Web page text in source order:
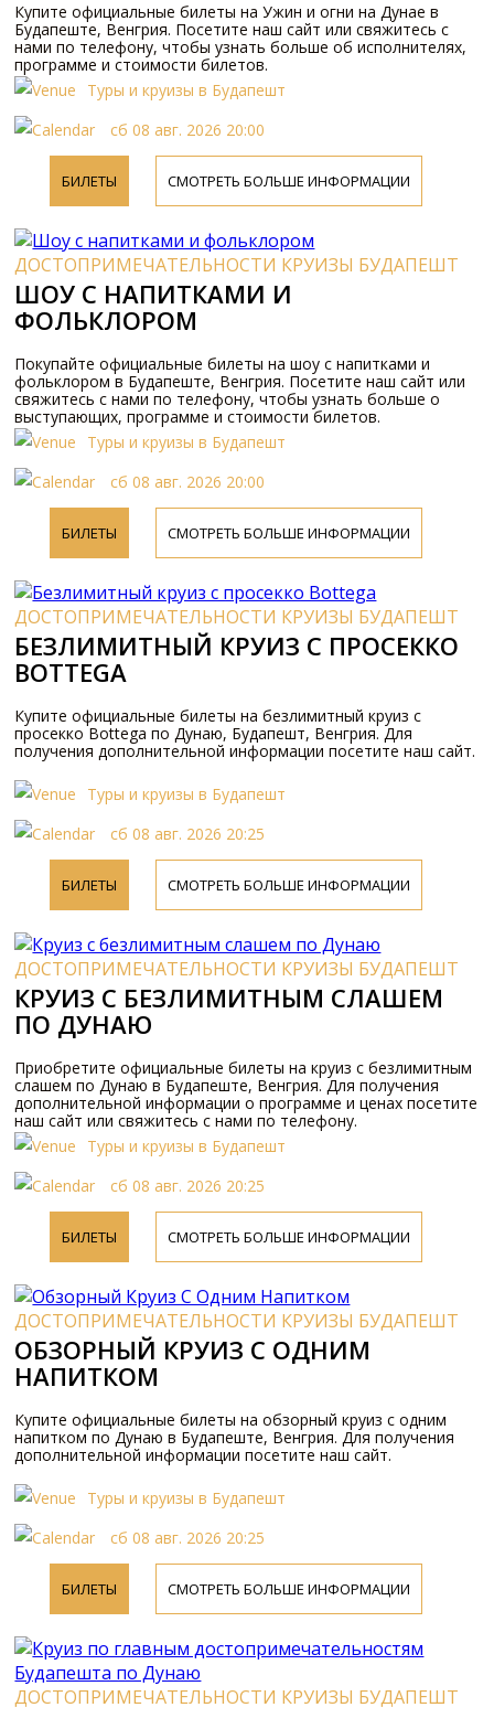
Купите официальные билеты на Ужин и огни на Дунае в
Будапеште, Венгрия. Посетите наш сайт или свяжитесь с
нами по телефону, чтобы узнать больше об исполнителях,
программе и стоимости билетов.
Туры и круизы в Будапешт
сб 08 авг. 2026 20:00
БИЛЕТЫ СМОТРЕТЬ БОЛЬШЕ ИНФОРМАЦИИ
ДОСТОПРИМЕЧАТЕЛЬНОСТИ КРУИЗЫ БУДАПЕШТ
ШОУ С НАПИТКАМИ И
ФОЛЬКЛОРОМ
Покупайте официальные билеты на шоу с напитками и
фольклором в Будапеште, Венгрия. Посетите наш сайт или
свяжитесь с нами по телефону, чтобы узнать больше о
выступающих, программе и стоимости билетов.
Туры и круизы в Будапешт
сб 08 авг. 2026 20:00
БИЛЕТЫ СМОТРЕТЬ БОЛЬШЕ ИНФОРМАЦИИ
ДОСТОПРИМЕЧАТЕЛЬНОСТИ КРУИЗЫ БУДАПЕШТ
БЕЗЛИМИТНЫЙ КРУИЗ С ПРОСЕККО
BOTTEGA
Купите официальные билеты на безлимитный круиз с
просекко Bottega по Дунаю, Будапешт, Венгрия. Для
получения дополнительной информации посетите наш сайт.
Туры и круизы в Будапешт
сб 08 авг. 2026 20:25
БИЛЕТЫ СМОТРЕТЬ БОЛЬШЕ ИНФОРМАЦИИ
ДОСТОПРИМЕЧАТЕЛЬНОСТИ КРУИЗЫ БУДАПЕШТ
КРУИЗ С БЕЗЛИМИТНЫМ СЛАШЕМ
ПО ДУНАЮ
Приобретите официальные билеты на круиз с безлимитным
слашем по Дунаю в Будапеште, Венгрия. Для получения
дополнительной информации о программе и ценах посетите
наш сайт или свяжитесь с нами по телефону.
Туры и круизы в Будапешт
сб 08 авг. 2026 20:25
БИЛЕТЫ СМОТРЕТЬ БОЛЬШЕ ИНФОРМАЦИИ
ДОСТОПРИМЕЧАТЕЛЬНОСТИ КРУИЗЫ БУДАПЕШТ
ОБЗОРНЫЙ КРУИЗ С ОДНИМ
НАПИТКОМ
Купите официальные билеты на обзорный круиз с одним
напитком по Дунаю в Будапеште, Венгрия. Для получения
дополнительной информации посетите наш сайт.
Туры и круизы в Будапешт
сб 08 авг. 2026 20:25
БИЛЕТЫ СМОТРЕТЬ БОЛЬШЕ ИНФОРМАЦИИ
ДОСТОПРИМЕЧАТЕЛЬНОСТИ КРУИЗЫ БУДАПЕШТ